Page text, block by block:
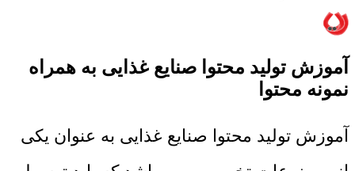
آموزش تولید محتوا صنایع غذایی به همراه
نمونه محتوا
آموزش تولید محتوا صنایع غذایی به عنوان یکی